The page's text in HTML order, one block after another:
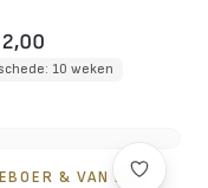
10 weken
& VAN DER